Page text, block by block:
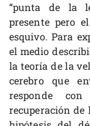
“punta de la
presente pero
esquivo. Para
el medio
la teoría de la
cerebro que
responde
recuperación